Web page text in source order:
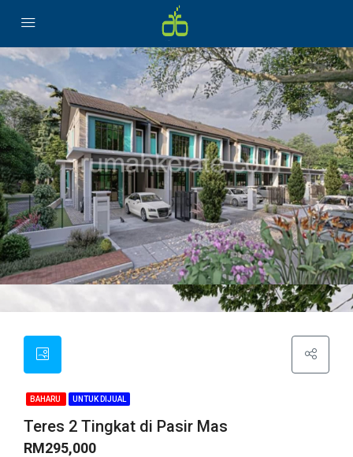
BAHARU UNTUK DIJUAL
Teres 2 Tingkat di Pasir Mas
RM295,000